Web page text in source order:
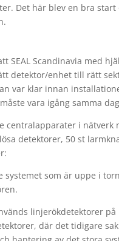
Det här blev en bra
SEAL Scandinavia med
detektor/enhet till rätt
var klar innan
vara igång samma
centralapparater i
detektorer, 50 st
som är uppe i
linjerökdetektorer
där det tidigare